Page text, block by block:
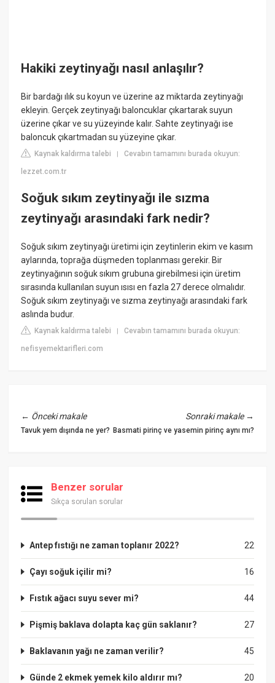
Hakiki zeytinyağı nasıl anlaşılır?
Bir bardağı ılık su koyun ve üzerine az miktarda zeytinyağı
ekleyin. Gerçek zeytinyağı baloncuklar çıkartarak suyun
üzerine çıkar ve su yüzeyinde kalır. Sahte zeytinyağı ise
baloncuk çıkartmadan su yüzeyine çıkar.
Kaynak kaldırma talebi |Cevabın tamamını burada okuyun:
lezzet.com.tr
Soğuk sıkım zeytinyağı ile sızma
zeytinyağı arasındaki fark nedir?
Soğuk sıkım zeytinyağı üretimi için zeytinlerin ekim ve kasım
aylarında, toprağa düşmeden toplanması gerekir. Bir
zeytinyağının soğuk sıkım grubuna girebilmesi için üretim
sırasında kullanılan suyun ısısı en fazla 27 derece olmalıdır.
Soğuk sıkım zeytinyağı ve sızma zeytinyağı arasındaki fark
aslında budur.
Kaynak kaldırma talebi |Cevabın tamamını burada okuyun:
nefisyemektarifleri.com
← Önceki makale
Tavuk yem dışında ne yer?
Sonraki makale→
Basmati pirinç ve yasemin pirinç aynı mı?
Benzer sorular
Sıkça sorulan sorular
22
Antep fıstığı ne zaman toplanır 2022?
16
Çayı soğuk içilir mi?
44
Fıstık ağacı suyu sever mi?
27
Pişmiş baklava dolapta kaç gün saklanır?
45
Baklavanın yağı ne zaman verilir?
20
Günde 2 ekmek yemek kilo aldırır mı?